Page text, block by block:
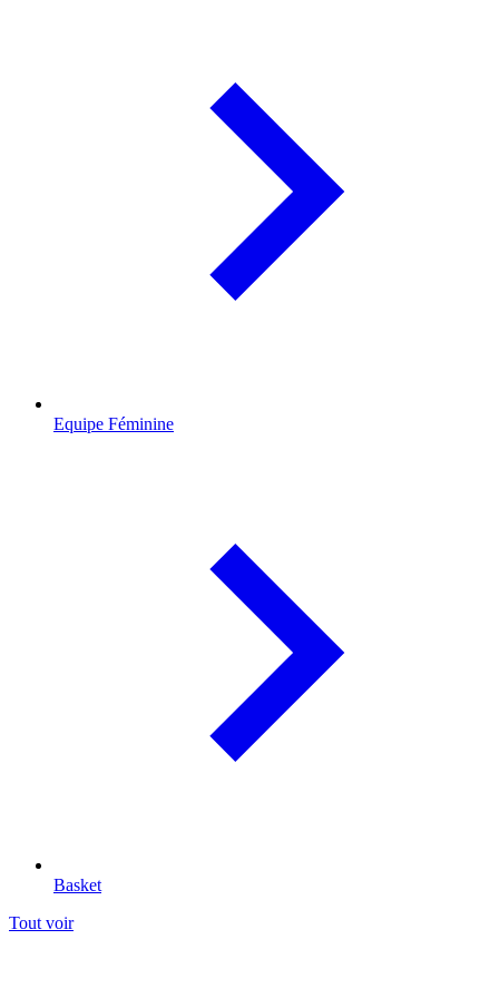
Equipe Féminine
Basket
Tout voir